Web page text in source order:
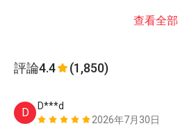
查看全部
評論4.4 (1,850)
D
D***d
2026年7月30日